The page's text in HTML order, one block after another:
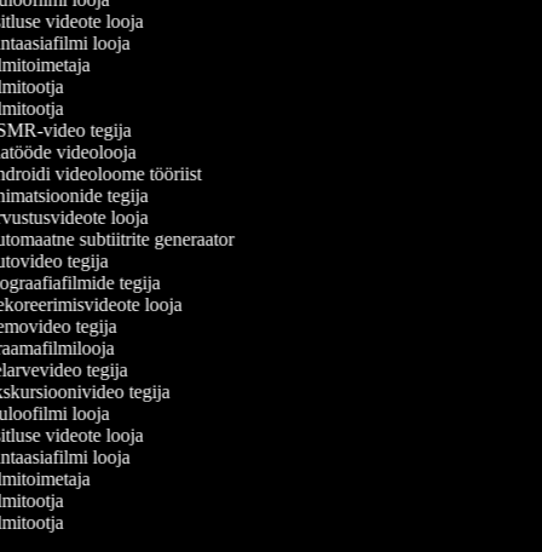
videote looja
looja
video tegija
videolooja
videoloome tööriist
tegija
looja
subtiitrite generaator
tegija
tegija
looja
tegija
tegija
tegija
looja
videote looja
looja